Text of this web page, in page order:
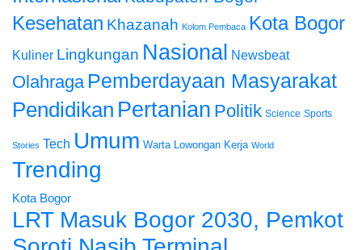
Kesehatan Khazanah Kolom Pembaca Kota Bogor
Kuliner Lingkungan Nasional Newsbeat
Olahraga Pemberdayaan Masyarakat
Pendidikan Pertanian Politik Science Sports
Stories Tech Umum Warta Lowongan Kerja World
Trending
Kota Bogor
LRT Masuk Bogor 2030, Pemkot